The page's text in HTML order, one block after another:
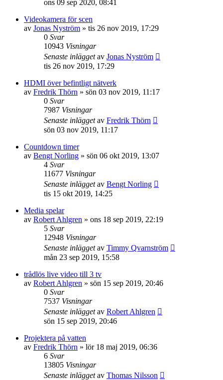
ons 09 sep 2020, 08:41
Videokamera för scen
av Jonas Nyström » tis 26 nov 2019, 17:29
0 Svar
10943 Visningar
Senaste inläggetav Jonas Nyström
tis 26 nov 2019, 17:29
HDMI över befintligt nätverk
av Fredrik Thörn » sön 03 nov 2019, 11:17
0 Svar
7987 Visningar
Senaste inläggetav Fredrik Thörn
sön 03 nov 2019, 11:17
Countdown timer
av Bengt Norling » sön 06 okt 2019, 13:07
4 Svar
11677 Visningar
Senaste inläggetav Bengt Norling
tis 15 okt 2019, 14:25
Media spelar
av Robert Ahlgren » ons 18 sep 2019, 22:19
5 Svar
12948 Visningar
Senaste inläggetav Timmy Qvarnström
mån 23 sep 2019, 15:58
trådlös live video till 3 tv
av Robert Ahlgren » sön 15 sep 2019, 20:46
0 Svar
7537 Visningar
Senaste inläggetav Robert Ahlgren
sön 15 sep 2019, 20:46
Projektera på vatten
av Fredrik Thörn » lör 18 maj 2019, 06:36
6 Svar
13805 Visningar
Senaste inläggetav Thomas Nilsson